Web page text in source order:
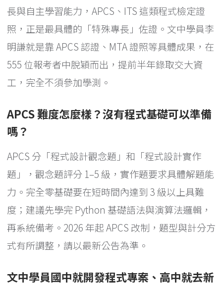
長與自主學習能力，APCS、ITS 這類程式檢定證
照，正是最具體的「特殊專長」佐證。文中學員李
明謙就是靠 APCS 認證、MTA 證照等具體成果，在
555 位報考者中脫穎而出，提前半年錄取交大資
工，完全不須參加學測。
APCS 難度怎麼樣？沒有程式基礎可以準備
嗎？
APCS 分「程式設計觀念題」和「程式設計實作
題」，觀念題評分 1–5 級，實作題要求具體解題能
力。完全零基礎要在短時間內達到 3 級以上具難
度；建議先學完 Python 基礎語法與演算法邏輯，
再系統備考。2026 年起 APCS 改制，題型與計分方
式有所調整，請以最新公告為準。
文中學員國中就開發程式專案、高中就去新